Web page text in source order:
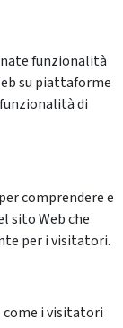
funzionalità
su piattaforme
di
comprendere e
sito Web che
per i visitatori.
i visitatori